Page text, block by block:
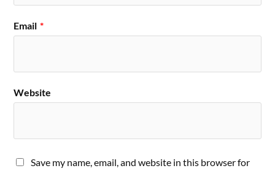
Email *
Website
Save my name, email, and website in this browser for